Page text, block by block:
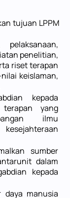
tujuan LPPM
pelaksanaan,
penelitian,
riset terapan
keislaman,
kepada
yang
ilmu
sumber
dalam
kepada
daya manusia